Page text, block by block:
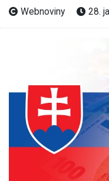
Webnoviny 28.